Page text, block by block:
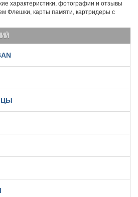
характеристики, фотографии и отзывы
Флешки, карты памяти, картридеры с